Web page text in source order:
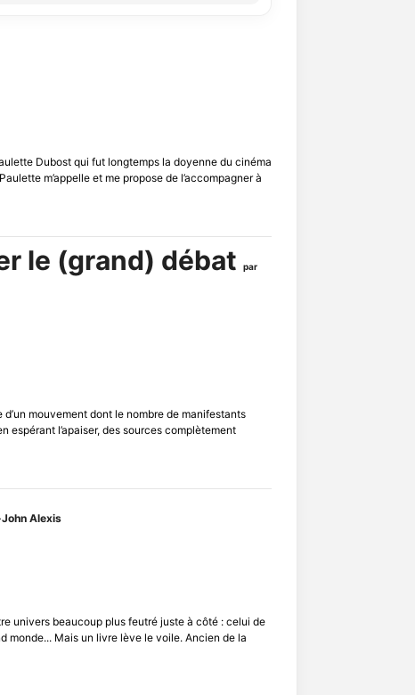
Dubost qui fut longtemps la doyenne du cinéma
m’appelle et me propose de l’accompagner à
le (grand) débat par
mouvement dont le nombre de manifestants
espérant l’apaiser, des sources complètement
Alexis
univers beaucoup plus feutré juste à côté : celui de
monde... Mais un livre lève le voile. Ancien de la